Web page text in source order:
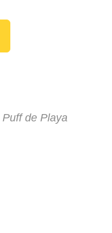
Puff de Playa